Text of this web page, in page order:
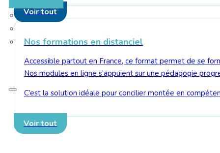
Voir tout
Nos formations en distanciel
Accessible partout en France, ce format permet de se
Nos modules en ligne s’appuient sur une pédagogie
C’est la solution idéale pour concilier montée en
Voir tout